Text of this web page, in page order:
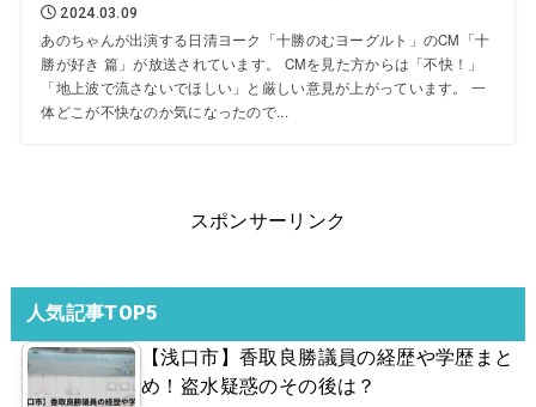
2024.03.09
あのちゃんが出演する日清ヨーク「十勝のむヨーグルト」のCM「十
勝が好き 篇」が放送されています。 CMを見た方からは「不快！」
「地上波で流さないでほしい」と厳しい意見が上がっています。 一
体どこが不快なのか気になったので...
スポンサーリンク
人気記事TOP5
【浅口市】香取良勝議員の経歴や学歴まと
め！盗水疑惑のその後は？